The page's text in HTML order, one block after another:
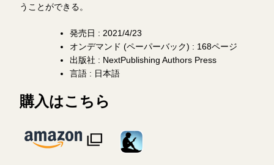
うことができる。
発売日 : 2021/4/23
オンデマンド (ペーパーバック) : 168ページ
出版社 : NextPublishing Authors Press
言語 : 日本語
購入はこちら